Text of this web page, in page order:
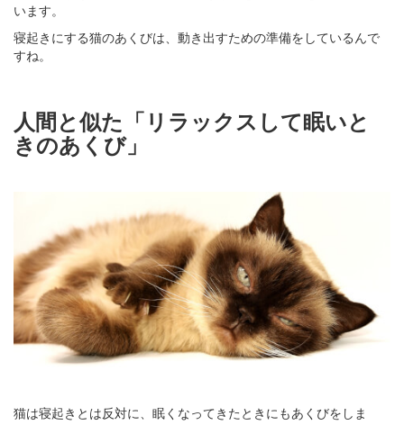
います。
寝起きにする猫のあくびは、動き出すための準備をしているんで
すね。
人間と似た「リラックスして眠いと
きのあくび」
猫は寝起きとは反対に、眠くなってきたときにもあくびをしま